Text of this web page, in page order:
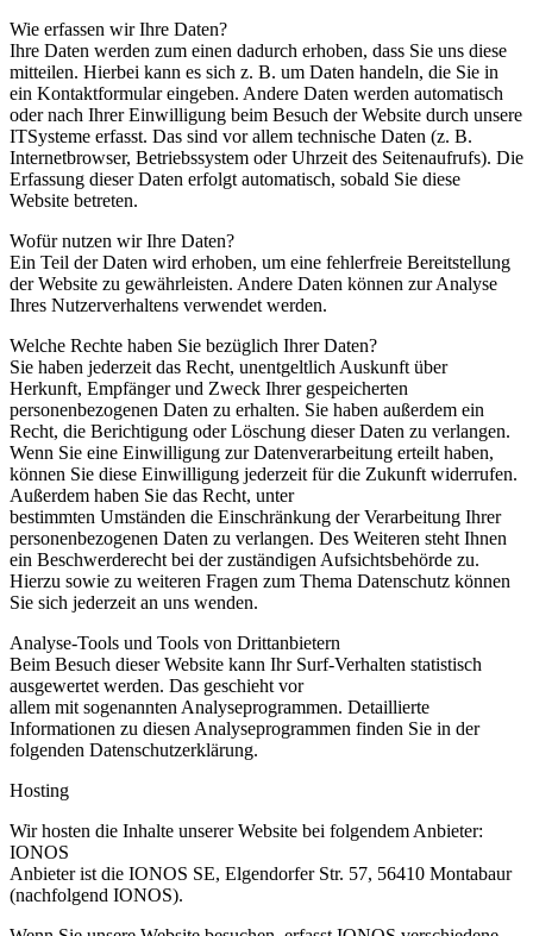
Wie erfassen wir Ihre Daten?
Ihre Daten werden zum einen dadurch erhoben, dass Sie uns diese
mitteilen. Hierbei kann es sich z. B. um Daten handeln, die Sie in
ein Kontaktformular eingeben. Andere Daten werden automatisch
oder nach Ihrer Einwilligung beim Besuch der Website durch unsere
ITSysteme erfasst. Das sind vor allem technische Daten (z. B.
Internetbrowser, Betriebssystem oder Uhrzeit des Seitenaufrufs). Die
Erfassung dieser Daten erfolgt automatisch, sobald Sie diese
Website betreten.
Wofür nutzen wir Ihre Daten?
Ein Teil der Daten wird erhoben, um eine fehlerfreie Bereitstellung
der Website zu gewährleisten. Andere Daten können zur Analyse
Ihres Nutzerverhaltens verwendet werden.
Welche Rechte haben Sie bezüglich Ihrer Daten?
Sie haben jederzeit das Recht, unentgeltlich Auskunft über
Herkunft, Empfänger und Zweck Ihrer gespeicherten
personenbezogenen Daten zu erhalten. Sie haben außerdem ein
Recht, die Berichtigung oder Löschung dieser Daten zu verlangen.
Wenn Sie eine Einwilligung zur Datenverarbeitung erteilt haben,
können Sie diese Einwilligung jederzeit für die Zukunft widerrufen.
Außerdem haben Sie das Recht, unter
bestimmten Umständen die Einschränkung der Verarbeitung Ihrer
personenbezogenen Daten zu verlangen. Des Weiteren steht Ihnen
ein Beschwerderecht bei der zuständigen Aufsichtsbehörde zu.
Hierzu sowie zu weiteren Fragen zum Thema Datenschutz können
Sie sich jederzeit an uns wenden.
Analyse-Tools und Tools von Drittanbietern
Beim Besuch dieser Website kann Ihr Surf-Verhalten statistisch
ausgewertet werden. Das geschieht vor
allem mit sogenannten Analyseprogrammen. Detaillierte
Informationen zu diesen Analyseprogrammen finden Sie in der
folgenden Datenschutzerklärung.
Hosting
Wir hosten die Inhalte unserer Website bei folgendem Anbieter:
IONOS
Anbieter ist die IONOS SE, Elgendorfer Str. 57, 56410 Montabaur
(nachfolgend IONOS).